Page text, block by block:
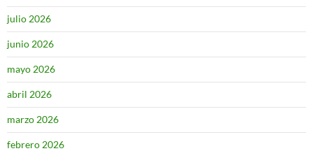
julio 2026
junio 2026
mayo 2026
abril 2026
marzo 2026
febrero 2026